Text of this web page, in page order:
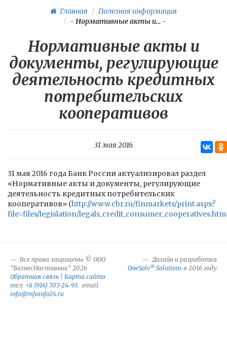
Главная
Полезная информация
- Нормативные акты и... -
Нормативные акты и
документы, регулирующие
деятельность кредитных
потребительских
кооперативов
31 мая 2016
31 мая 2016 года Банк России актуализировал раздел
«Нормативные акты и документы, регулирующие
деятельность кредитных потребительских
кооперативов» (http://www.cbr.ru/finmarkets/print.aspx?
file=files/legislation/
Все права защищены © ООО
"БизнесНаставник" 2026
Обратная связь
Карта сайта
тел: +8 (916) 707-24-93 email:
info@mfoinfo24.ru
Дизайн и разработка
OneSolv® Solutions в 2016 году